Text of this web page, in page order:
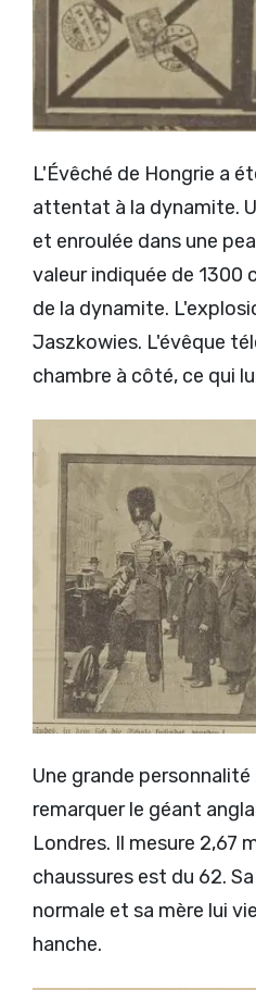
L'Évêché de Hongrie a
attentat à la dynamite.
et enroulée dans une
valeur indiquée de 1300
de la dynamite.
Jaszkowies. L'évêque
chambre à côté, ce qui
Une grande
remarquer le géant
Londres. Il mesure 2,67
chaussures est du 62.
normale et sa mère lui
hanche.